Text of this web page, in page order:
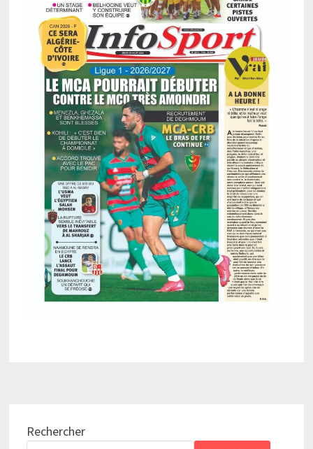
Rechercher